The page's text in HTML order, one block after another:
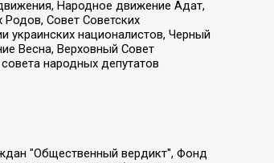
Народное движение Адат,
Совет Советских
националистов, Черный
Весна, Верховный Совет
народных депутатов
Алексеевич, Борухович Ирина Григорьевна, Дремин Иван Тимофеевич, Дубровский Дмитрий Викторович, Красноярская региональная общественная организация поддержки и развития альтернативных образовательных технологий и межкультурных коммуникаций "ИНТЕРРА", Маяковская Екатерина Алексеевна, Фейгин Марк Захарович, Филимонов Андрей Викторович, Дзугкоева Регина Николаевна, Доброхотов Роман Александрович, Дудь Юрий Александрович, Елкин Сергей Владимирович, Кругликов Кирилл Игоревич, Сабунаева Мария Леонидовна, Семенов Алексей Владимирович, Шаинян Карен Багратович, Шульман Екатерина Михайловна, Асафьев Артур Валерьевич, Вахштайн Виктор Семенович, Венедиктов Алексей Алексеевич, Лушникова Екатерина Евгеньевна, Волков Леонид Михайлович, Невзоров Александр Глебович, Пархоменко Сергей Борисович, Сироткин Ярослав Николаевич, Кара-Мурза Владимир Владимирович, Баранова Наталья Владимировна, Гозман Леонид Яковлевич, Кагарлицкий Борис Юльевич, Климарев Михаил Валерьевич, Милов Владимир Станиславович, Автономная некоммерческая организация Краснодарский центр современного искусства "Типография", Моргенштерн Алишер Тагирович, Соболь Любовь Эдуардовна, Общество с ограниченной ответственностью "ЛИЗА НОРМ", Каспаров Гарри Кимович, Ходорковский Михаил Борисович, Общество с ограниченной ответственностью "Апрельские тезисы", Данилович Ирина Брониславовна, Кашин Олег Владимирович, Петров Николай Владимирович, Пивоваров Алексей Владимирович, Соколов Михаил Владимирович, Цветкова Юлия Владимировна, Чичваркин Евгений Александрович, Комитет против пыток/Команда против пыток, Общество с ограниченной ответственностью "Первый научный", Общество с ограниченной ответственностью "Вертолет и ко", Белоцерковская Вероника Борисовна, Кац Максим Евгеньевич, Лазарева Татьяна Юрьевна, Шаведдинов Руслан Табризович, Яшин Илья Валерьевич, Общество с ограниченной ответственностью "Иноагент ААВ", Алешковский Дмитрий Петрович, Альбац Евгения Марковна, Быков Дмитрий Львович, Галямина Юлия Евгеньевна, Лойко Сергей Леонидович, Мартынов Кирилл Константинович, Медведев Сергей Александрович, Крашенинников Федор Геннадиевич, Гордеева Катерина Вл